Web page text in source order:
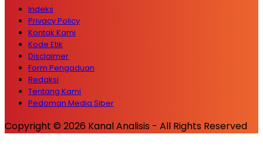
Indeks
Privacy Policy
Kontak Kami
Kode Etik
Disclaimer
Form Pengaduan
Redaksi
Tentang Kami
Pedoman Media Siber
Copyright © 2026 Kanal Analisis - All Rights Reserved